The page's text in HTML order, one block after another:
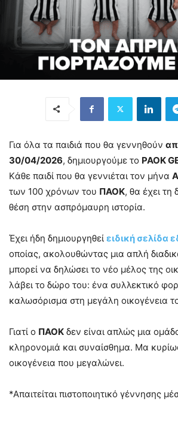
Για όλα τα παιδιά που θα γεννηθούν
30/04/2026, δημιουργούμε το PAOK
Kάθε παιδί που θα γεννιέται τον μήνα
των 100 χρόνων του ΠΑΟΚ, θα έχει τη
θέση στην ασπρόμαυρη ιστορία.
Έχει ήδη δημιουργηθεί ειδική σελίδα
οποίας, ακολουθώντας μια απλή
μπορεί να δηλώσει το νέο μέλος της
λάβει το δώρο του: ένα συλλεκτικό
καλωσόρισμα στη μεγάλη οικογένεια
Γιατί ο ΠΑΟΚ δεν είναι απλώς μια
κληρονομιά και συναίσθημα. Μα
οικογένεια που μεγαλώνει.
*Απαιτείται πιστοποιητικό γέννησης